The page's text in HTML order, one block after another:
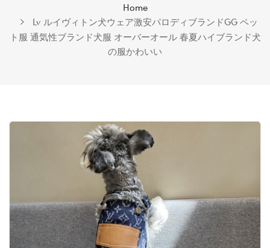
Home
Lv ルイヴィトン犬ウェア激安パロディブランドGG ペッ
ト服 通気性ブランド犬服 オーバーオール 春夏ハイブランド犬
の服かわいい